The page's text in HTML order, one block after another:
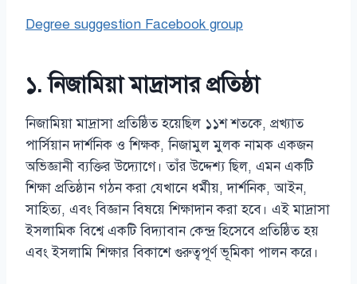
Degree suggestion Facebook group
১. নিজামিয়া মাদ্রাসার প্রতিষ্ঠা
নিজামিয়া মাদ্রাসা প্রতিষ্ঠিত হয়েছিল ১১শ শতকে, প্রখ্যাত
পার্সিয়ান দার্শনিক ও শিক্ষক, নিজামুল মুলক নামক একজন
অভিজ্ঞানী ব্যক্তির উদ্যোগে। তাঁর উদ্দেশ্য ছিল, এমন একটি
শিক্ষা প্রতিষ্ঠান গঠন করা যেখানে ধর্মীয়, দার্শনিক, আইন,
সাহিত্য, এবং বিজ্ঞান বিষয়ে শিক্ষাদান করা হবে। এই মাদ্রাসা
ইসলামিক বিশ্বে একটি বিদ্যাবান কেন্দ্র হিসেবে প্রতিষ্ঠিত হয়
এবং ইসলামি শিক্ষার বিকাশে গুরুত্বপূর্ণ ভূমিকা পালন করে।